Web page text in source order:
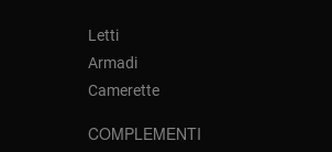
Letti
Armadi
Camerette
COMPLEMENTI